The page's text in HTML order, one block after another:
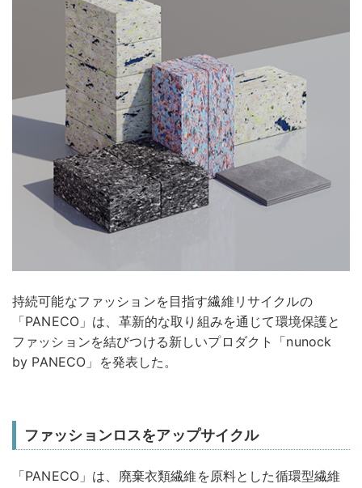
持続可能なファッションを目指す繊維リサイクルの
「PANECO」は、革新的な取り組みを通じて環境保護と
ファッションを結びつける新しいプロダクト「nunock
by PANECO」を発表した。
ファッションロスをアップサイクル
「PANECO」は、廃棄⾐類繊維を原料とした循環型繊維